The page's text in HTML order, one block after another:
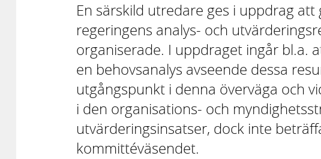
En särskild utredare ges i uppdrag att
regeringens analys- och
organiserade. I uppdraget ingår bl.a.
en behovsanalys avseende dessa
utgångspunkt i denna överväga och
i den organisations- och
utvärderingsinsatser, dock inte
kommittéväsendet.